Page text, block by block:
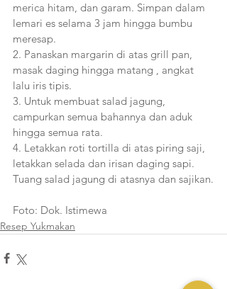
merica hitam, dan garam. Simpan dalam
lemari es selama 3 jam hingga bumbu
meresap.
2. Panaskan margarin di atas grill pan,
masak daging hingga matang , angkat
lalu iris tipis.
3. Untuk membuat salad jagung,
campurkan semua bahannya dan aduk
hingga semua rata.
4. Letakkan roti tortilla di atas piring saji,
letakkan selada dan irisan daging sapi.
Tuang salad jagung di atasnya dan sajikan.
Foto: Dok. Istimewa
Resep Yukmakan